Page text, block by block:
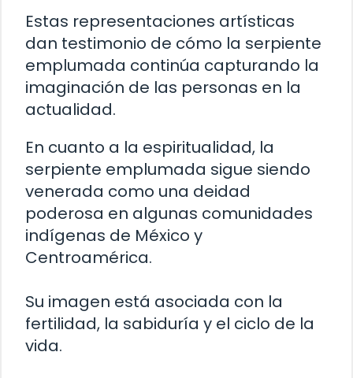
Estas representaciones artísticas
dan testimonio de cómo la serpiente
emplumada continúa capturando la
imaginación de las personas en la
actualidad.
En cuanto a la espiritualidad, la
serpiente emplumada sigue siendo
venerada como una deidad
poderosa en algunas comunidades
indígenas de México y
Centroamérica.
Su imagen está asociada con la
fertilidad, la sabiduría y el ciclo de la
vida.